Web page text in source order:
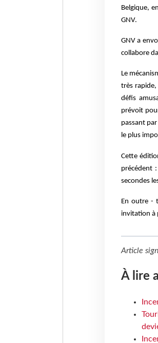
Belgique,
GNV.
GNV a
collabore
Le
très
défis
prévoit
passant
le plus
Cette
précédent
secondes
En outre -
invitation à
Article
À lire